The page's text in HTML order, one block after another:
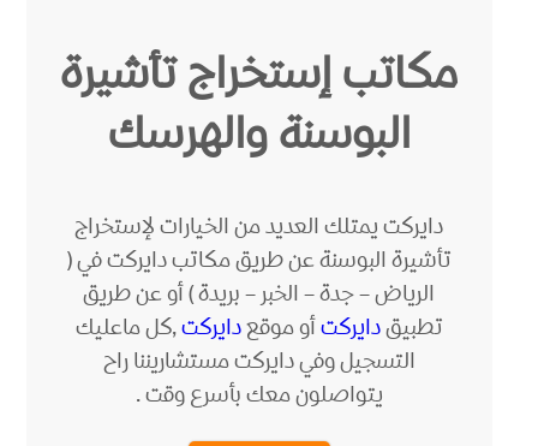
مكاتب إستخراج تأشيرة
البوسنة والهرسك
دايركت يمتلك العديد من الخيارات لإستخراج
تأشيرة البوسنة عن طريق مكاتب دايركت في (
الرياض – جدة – الخبر – بريدة ) أو عن طريق
تطبيقدايركتأو موقعدايركت,كل ماعليك
التسجيل وفي دايركت مستشاريننا راح
يتواصلون معك بأسرع وقت .